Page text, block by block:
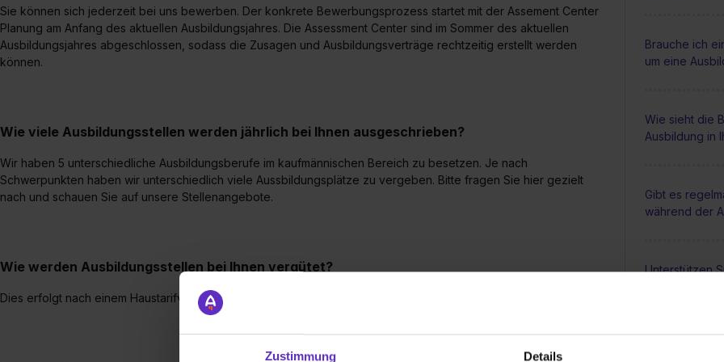
Zustimmung Details
Brauche ich
um eine
Wie sieht die
Ausbildung in
Gibt es
während der
Unterstützen
Sie können sich jederzeit bei uns bewerben. Der konkrete Bewerbungsprozess startet mit der Assement Center
Planung am Anfang des aktuellen Ausbildungsjahres. Die Assessment Center sind im Sommer des aktuellen
Ausbildungsjahres abgeschlossen, sodass die Zusagen und Ausbildungsverträge rechtzeitig erstellt werden
können.
Wie viele Ausbildungsstellen werden jährlich bei Ihnen ausgeschrieben?
Wir haben 5 unterschiedliche Ausbildungsberufe im kaufmännischen Bereich zu besetzen. Je nach
Schwerpunkten haben wir unterschiedlich viele Aussbildungsplätze zu vergeben. Bitte fragen Sie hier gezielt
nach und schauen Sie auf unsere Stellenangebote.
Wie werden Ausbildungsstellen bei Ihnen vergütet?
Dies erfolgt nach einem Haustarifvertrag.